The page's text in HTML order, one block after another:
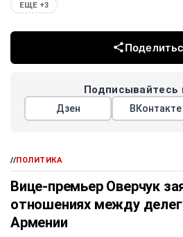
ЕЩЕ +3
Подписывайтесь
Дзен ВКонтакте
//ПОЛИТИКА
Вице-премьер Оверчук
отношениях между
Армении